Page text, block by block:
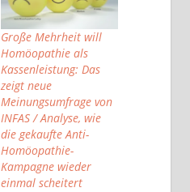
Große Mehrheit will
Homöopathie als
Kassenleistung: Das
zeigt neue
Meinungsumfrage von
INFAS / Analyse, wie
die gekaufte Anti-
Homöopathie-
Kampagne wieder
einmal scheitert